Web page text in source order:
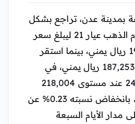
بمدينة عدن، تراجع بشكل
طفيف سعر جرام الذهب عيار 21 ليبلغ سعر
البيع نحو 190,753 ريال يمني، بينما استقر
سعر الشراء عند 187,253 ريال يمني، في
حين تحرك عيار 24 عند مستوى 218,004
ريال يمني تقريباً، بانخفاض نسبته 0.23% عن
مدار الأيام السبعة